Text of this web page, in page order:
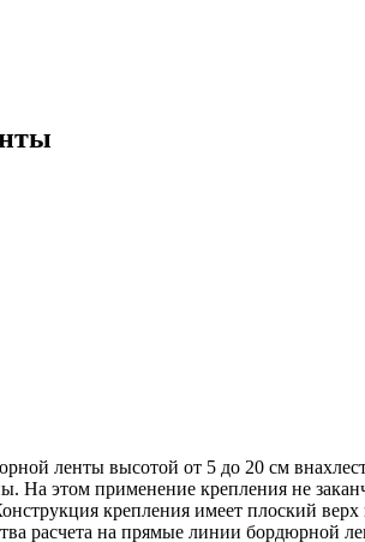
ленты высотой от 5 до 20 см
На этом применение крепления не
крепления имеет плоский
расчета на прямые линии бордюрной